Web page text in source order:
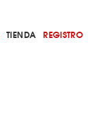
TIENDA REGISTRO